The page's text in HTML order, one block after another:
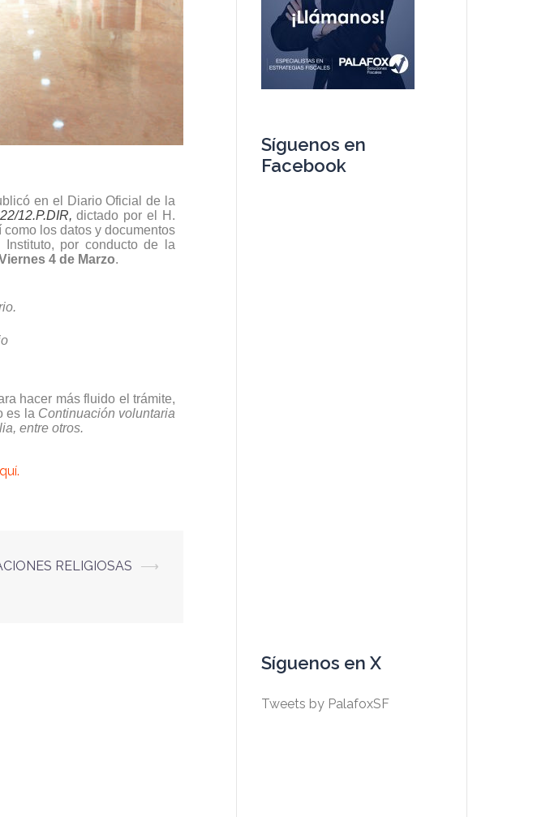
en el Diario Oficial de la
12.P.DIR, dictado por el H.
los datos y documentos
por conducto de la
4 de Marzo.
hacer más fluido el trámite,
es la Continuación voluntaria
entre otros.
RELIGIOSAS ⟶
Síguenos en
Facebook
Síguenos en X
Tweets by PalafoxSF